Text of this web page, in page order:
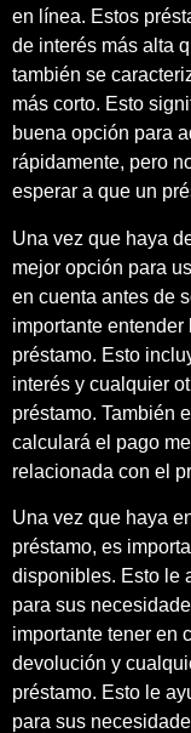
en línea. Estos
de interés más alta
también se
más corto. Esto
buena opción para
rápidamente, pero
esperar a que un
Una vez que haya
mejor opción para
en cuenta antes de
importante entender
préstamo. Esto
interés y cualquier
préstamo. También
calculará el pago
relacionada con el
Una vez que haya
préstamo, es
disponibles. Esto le
para sus
importante tener en
devolución y
préstamo. Esto le
para sus